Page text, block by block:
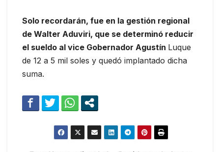
Solo recordarán, fue en la gestión regional
de Walter Aduviri, que se determinó reducir
el sueldo al vice Gobernador Agustín Luque
de 12 a 5 mil soles y quedó implantado dicha
suma.